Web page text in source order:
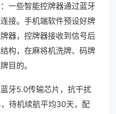
一些智能控牌器通过蓝牙
接。手机端软件预设好牌
器，控牌器接收到信号后
构，在麻将机洗牌、码牌
目的。
牙5.0传输芯片，抗干扰
待机续航平均30天，配